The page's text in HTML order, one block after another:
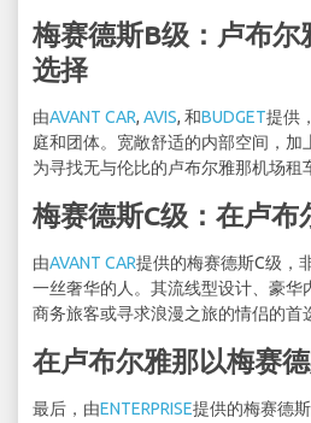
梅赛德斯B级：卢布尔
选择
由AVANT CAR, AVIS, 和BUDGET提供
庭和团体。宽敞舒适的内部空间，加
为寻找无与伦比的卢布尔雅那机场租
梅赛德斯C级：在卢布
由AVANT CAR提供的梅赛德斯C级，
一丝奢华的人。其流线型设计、豪华
商务旅客或寻求浪漫之旅的情侣的首
在卢布尔雅那以梅赛
最后，由ENTERPRISE提供的梅赛德